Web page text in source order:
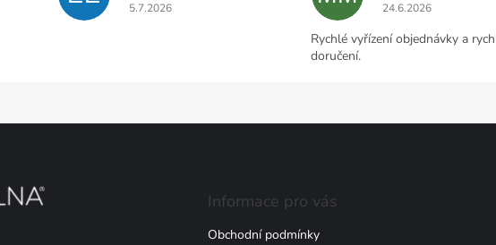
z 5 hvězdiček. Hodnocení obchodu je 5 z 5 hvězdiček.
5.7.2026 Hodnocení
24.6.2026
Rychlé vyřízení objednávky a
doručení.
Informace pro vás
Obchodní podmínky